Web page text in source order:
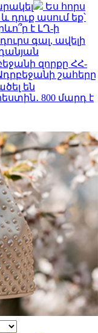
Ես հորս
դուք ասում եք՝
է ԼՂ-ի
գալ, ավելի
զորքը ՀՀ-
շահերը
են
800 մարդ է